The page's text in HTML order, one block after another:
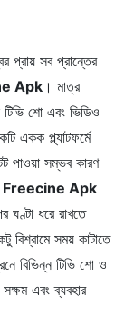
প্রায় সব প্রান্তের
Apk । মাত্র
টিভি শো এবং ভিডিও
একক প্ল্যাটফর্মে
পাওয়া সম্ভব কারণ
Freecine Apk
ঘণ্টা ধরে রাখতে
বিশ্রামে সময় কাটাতে
বিভিন্ন টিভি শো ও
এবং ব্যবহার